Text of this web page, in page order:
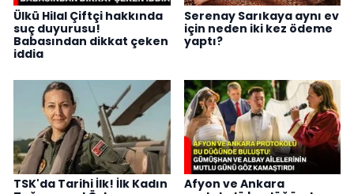
Ülkü Hilal Çiftçi hakkında
suç duyurusu!
Babasından dikkat çeken
iddia
Serenay Sarıkaya aynı ev
için neden iki kez ödeme
yaptı?
TSK'da Tarihi İlk! İlk Kadın
Afyon ve Ankara